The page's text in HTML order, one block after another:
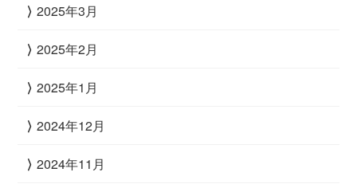
2025年3月
2025年2月
2025年1月
2024年12月
2024年11月